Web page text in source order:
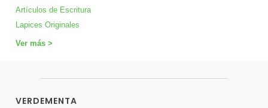
Artículos de Escritura
Lapices Originales
Ver más >
VERDEMENTA